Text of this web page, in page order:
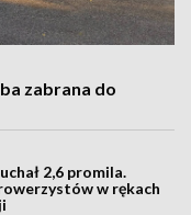
zabrana do
2,6 promila.
w rękach